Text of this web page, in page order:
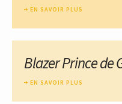
EN SAVOIR PLUS
Blazer Prince de
EN SAVOIR PLUS